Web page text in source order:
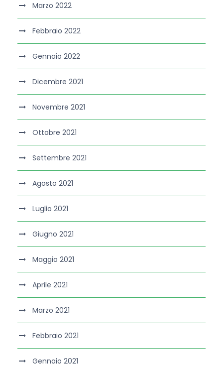
Marzo 2022
Febbraio 2022
Gennaio 2022
Dicembre 2021
Novembre 2021
Ottobre 2021
Settembre 2021
Agosto 2021
Luglio 2021
Giugno 2021
Maggio 2021
Aprile 2021
Marzo 2021
Febbraio 2021
Gennaio 2021